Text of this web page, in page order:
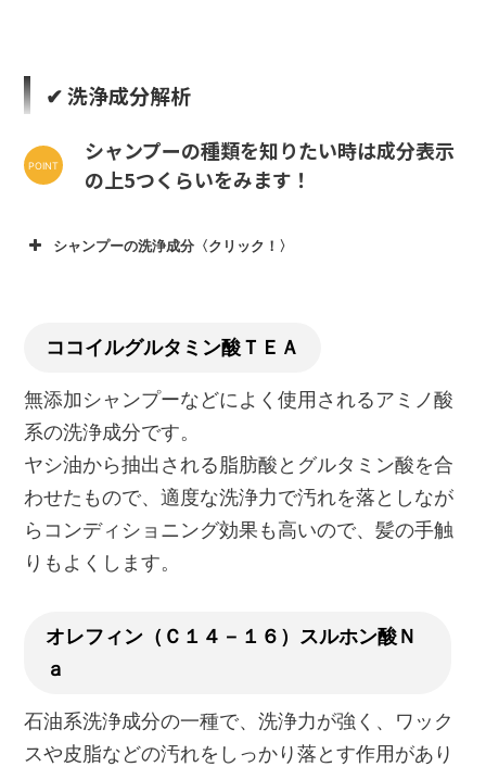
✔︎ 洗浄成分解析
シャンプーの種類を知りたい時は成分表示
の上5つくらいをみます！
シャンプーの洗浄成分〈クリック！〉
ココイルグルタミン酸ＴＥＡ
無添加シャンプーなどによく使用されるアミノ酸
系の洗浄成分です。
ヤシ油から抽出される脂肪酸とグルタミン酸を合
わせたもので、適度な洗浄力で汚れを落としなが
らコンディショニング効果も高いので、髪の手触
りもよくします。
オレフィン（Ｃ１４－１６）スルホン酸Ｎ
ａ
石油系洗浄成分の一種で、洗浄力が強く、ワック
スや皮脂などの汚れをしっかり落とす作用があり